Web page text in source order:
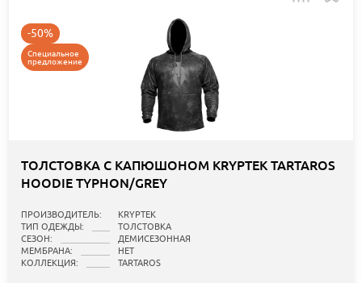
-50%
Специальное
предложение
ТОЛСТОВКА С КАПЮШОНОМ KRYPTEK TARTAROS
HOODIE TYPHON/GREY
ПРОИЗВОДИТЕЛЬ:
KRYPTEK
ТИП ОДЕЖДЫ:
ТОЛСТОВКА
СЕЗОН:
ДЕМИСЕЗОННАЯ
МЕМБРАНА:
НЕТ
КОЛЛЕКЦИЯ:
TARTAROS